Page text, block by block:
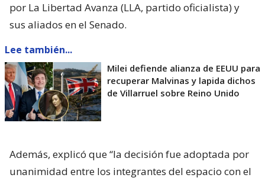
por La Libertad Avanza (LLA, partido oficialista) y
sus aliados en el Senado.
Lee también...
Milei defiende alianza de EEUU para
recuperar Malvinas y lapida dichos
de Villarruel sobre Reino Unido
Además, explicó que “la decisión fue adoptada por
unanimidad entre los integrantes del espacio con el